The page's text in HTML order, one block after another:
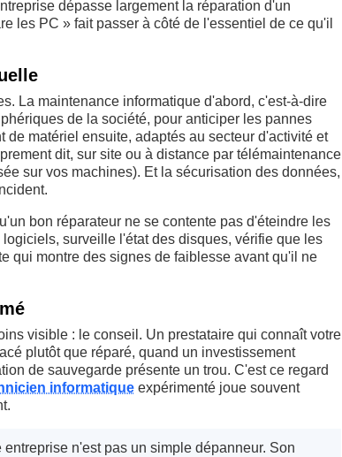
dépasse largement la réparation d'un
les PC » fait passer à côté de l'essentiel de ce qu'il
La maintenance informatique d'abord, c'est-à-dire
de la société, pour anticiper les pannes
matériel ensuite, adaptés au secteur d'activité et
dit, sur site ou à distance par télémaintenance
sur vos machines). Et la sécurisation des données,
bon réparateur ne se contente pas d'éteindre les
surveille l'état des disques, vérifie que les
qui montre des signes de faiblesse avant qu'il ne
visible : le conseil. Un prestataire qui connaît votre
plutôt que réparé, quand un investissement
de sauvegarde présente un trou. C'est ce regard
informatique expérimenté joue souvent
n'est pas un simple dépanneur. Son